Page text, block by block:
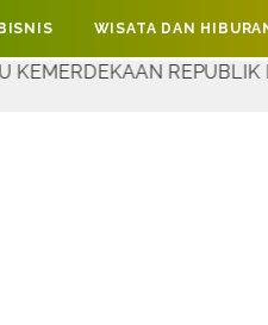
REPUBLIK INDONESIA
BISNIS WISATA DAN